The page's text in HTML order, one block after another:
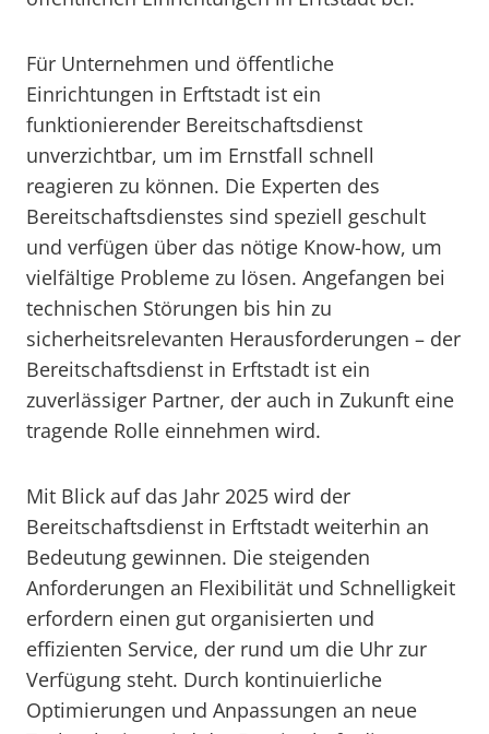
Für Unternehmen und öffentliche
Einrichtungen in Erftstadt ist ein
funktionierender Bereitschaftsdienst
unverzichtbar, um im Ernstfall schnell
reagieren zu können. Die Experten des
Bereitschaftsdienstes sind speziell geschult
und verfügen über das nötige Know-how, um
vielfältige Probleme zu lösen. Angefangen bei
technischen Störungen bis hin zu
sicherheitsrelevanten Herausforderungen – der
Bereitschaftsdienst in Erftstadt ist ein
zuverlässiger Partner, der auch in Zukunft eine
tragende Rolle einnehmen wird.
Mit Blick auf das Jahr 2025 wird der
Bereitschaftsdienst in Erftstadt weiterhin an
Bedeutung gewinnen. Die steigenden
Anforderungen an Flexibilität und Schnelligkeit
erfordern einen gut organisierten und
effizienten Service, der rund um die Uhr zur
Verfügung steht. Durch kontinuierliche
Optimierungen und Anpassungen an neue